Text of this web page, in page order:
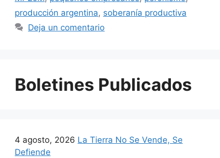
producción argentina, soberanía productiva
Deja un comentario
Boletines Publicados
4 agosto, 2026 La Tierra No Se Vende, Se
Defiende